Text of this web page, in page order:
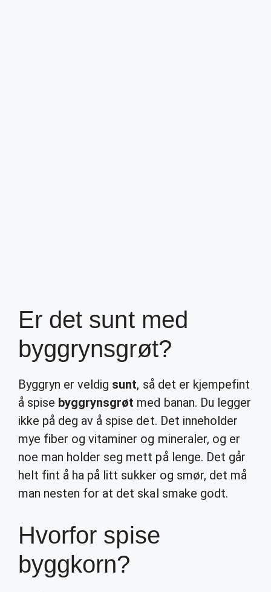
Er det sunt med
byggrynsgrøt?
Byggryn er veldig sunt, så det er kjempefint
å spise byggrynsgrøt med banan. Du legger
ikke på deg av å spise det. Det inneholder
mye fiber og vitaminer og mineraler, og er
noe man holder seg mett på lenge. Det går
helt fint å ha på litt sukker og smør, det må
man nesten for at det skal smake godt.
Hvorfor spise
byggkorn?